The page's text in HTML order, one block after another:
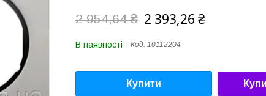
2 954,64 ₴ 2 393,26 ₴
В наявності Код: 10112204
Купити